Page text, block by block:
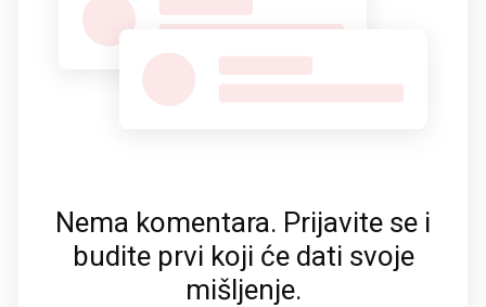
Nema komentara. Prijavite se i
budite prvi koji će dati svoje
mišljenje.